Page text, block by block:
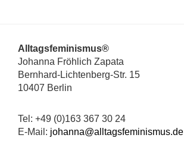
Footer
Alltagsfeminismus®
Johanna Fröhlich Zapata
Bernhard-Lichtenberg-Str. 15
10407 Berlin
Tel: +49 (0)163 367 30 24
E-Mail: johanna@alltagsfeminismus.de